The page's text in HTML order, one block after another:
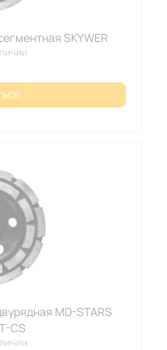
SKYWER
MD-STARS
СS